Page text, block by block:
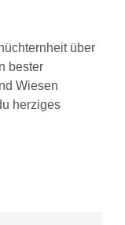
über
bester
Wiesen
herziges